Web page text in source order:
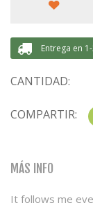
Entrega en
CANTIDAD:
COMPARTIR:
MÁS INFO
It follows me